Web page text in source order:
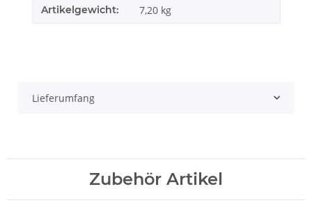
Artikelgewicht: 7,20 kg
Lieferumfang
Zubehör Artikel